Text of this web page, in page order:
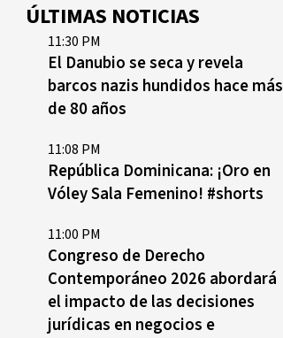
ÚLTIMAS NOTICIAS
11:30 PM
El Danubio se seca y revela
barcos nazis hundidos hace más
de 80 años
11:08 PM
República Dominicana: ¡Oro en
Vóley Sala Femenino! #shorts
11:00 PM
Congreso de Derecho
Contemporáneo 2026 abordará
el impacto de las decisiones
jurídicas en negocios e